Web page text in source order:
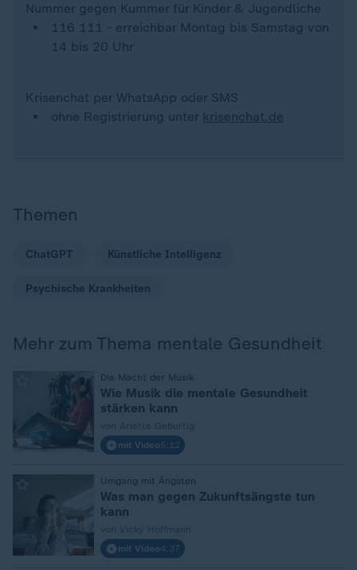
Nummer gegen Kummer für Kinder & Jugendliche
116 111 - erreichbar Montag bis Samstag von
14 bis 20 Uhr
Krisenchat per WhatsApp oder SMS
ohne Registrierung unter krisenchat.de
Themen
ChatGPT Künstliche Intelligenz
Psychische Krankheiten
Mehr zum Thema mentale Gesundheit
Die Macht der Musik
Wie Musik die mentale Gesundheit
stärken kann
mit Video5:12
Umgang mit Ängsten
Was man gegen Zukunftsängste tun
kann
mit Video4:37